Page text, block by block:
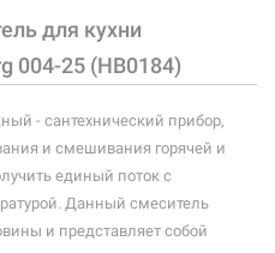
однорычажный Hansberg
стандартный
однорычажный
для кухни
004-25 (HB0184)
- сантехнический прибор,
и смешивания горячей и
единый поток с
Данный смеситель
и представляет собой